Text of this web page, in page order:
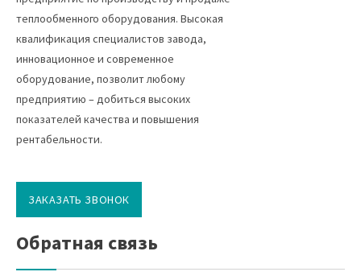
теплообменного оборудования. Высокая
квалификация специалистов завода,
инновационное и современное
оборудование, позволит любому
предприятию – добиться высоких
показателей качества и повышения
рентабельности.
ЗАКАЗАТЬ ЗВОНОК
Обратная связь